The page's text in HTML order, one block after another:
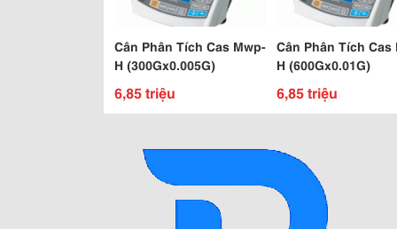
Cân Phân Tích Cas Mwp-
H (300Gx0.005G)
6,85 triệu
Cân Phân Tích Cas
H (600Gx0.01G)
6,85 triệu